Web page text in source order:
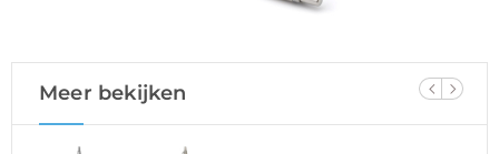
Meer bekijken